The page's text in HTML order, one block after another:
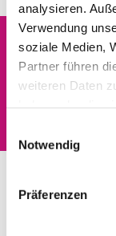
analysieren.
Verwendung
soziale Medien,
Partner führen
weiteren Daten
Notwendig
Präferenzen